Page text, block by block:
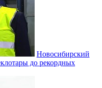
Новосибирский
до рекордных